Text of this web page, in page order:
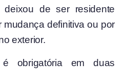
deixou de ser residente
definitiva ou por
exterior.
é obrigatória em duas